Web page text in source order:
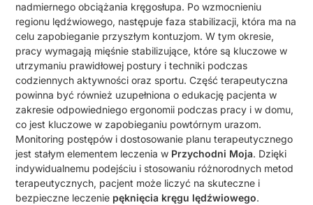
nadmiernego obciążania kręgosłupa. Po wzmocnieniu
regionu lędźwiowego, następuje faza stabilizacji, która ma na
celu zapobieganie przyszłym kontuzjom. W tym okresie,
pracy wymagają mięśnie stabilizujące, które są kluczowe w
utrzymaniu prawidłowej postury i techniki podczas
codziennych aktywności oraz sportu. Część terapeutyczna
powinna być również uzupełniona o edukację pacjenta w
zakresie odpowiedniego ergonomii podczas pracy i w domu,
co jest kluczowe w zapobieganiu powtórnym urazom.
Monitoring postępów i dostosowanie planu terapeutycznego
jest stałym elementem leczenia w Przychodni Moja. Dzięki
indywidualnemu podejściu i stosowaniu różnorodnych metod
terapeutycznych, pacjent może liczyć na skuteczne i
bezpieczne leczenie pęknięcia kręgu lędźwiowego.